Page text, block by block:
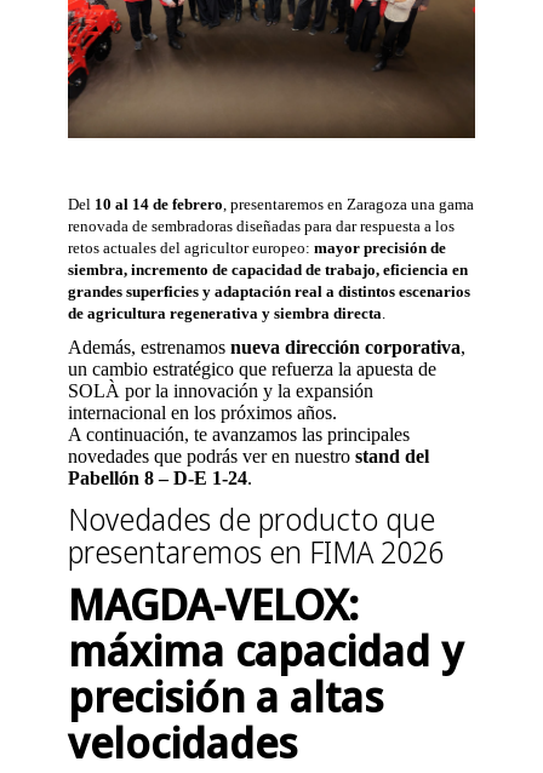
Del 10 al 14 de febrero, presentaremos en Zaragoza una gama
renovada de sembradoras diseñadas para dar respuesta a los
retos actuales del agricultor europeo: mayor precisión de
siembra, incremento de capacidad de trabajo, eficiencia en
grandes superficies y adaptación real a distintos escenarios
de agricultura regenerativa y siembra directa.
Además, estrenamos nueva dirección corporativa,
un cambio estratégico que refuerza la apuesta de
SOLÀ por la innovación y la expansión
internacional en los próximos años.
A continuación, te avanzamos las principales
novedades que podrás ver en nuestro stand del
Pabellón 8 – D-E 1-24.
Novedades de producto que
presentaremos en FIMA 2026
MAGDA-VELOX:
máxima capacidad y
precisión a altas
velocidades